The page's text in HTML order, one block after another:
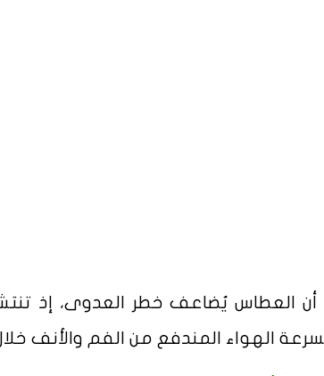
لسرعة الهواء المندفع من الفم والأنف